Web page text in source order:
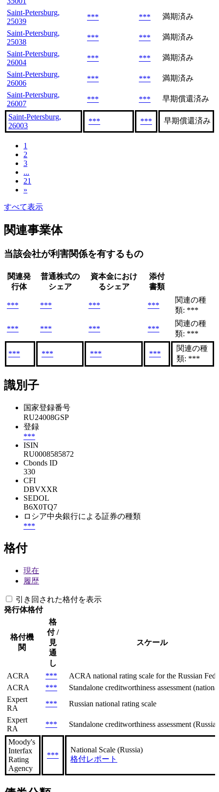
Saint-Petersburg,
25039
*** ***
満期済み
Saint-Petersburg,
25038
*** ***
満期済み
Saint-Petersburg,
26004
*** ***
満期済み
Saint-Petersburg,
26006
*** ***
満期済み
Saint-Petersburg,
26007
*** *** 早期償還済み
Saint-Petersburg,
26003
*** *** 早期償還済み
1
2
3
...
21
»
すべて表示
関連事業体
当該会社が利害関係を有するもの
関連発
行体
普通株式の
シェア
資本金におけ
るシェア
添付
書類
*** *** *** ***
関連の種
類: ***
*** *** *** ***
関連の種
類: ***
*** *** *** ***
関連の種
類: ***
識別子
国家登録番号
RU24008GSP
登録
***
ISIN
RU0008585872
Cbonds ID
330
CFI
DBVXXR
SEDOL
B6X0TQ7
ロシア中央銀行による証券の種類
***
格付
現在
履歴
引き回された格付を表示
発行体格付
格付機
関
格
付 /
見
通
し
スケール
ACRA ***
ACRA national rating scale for the Russian
ACRA
***
Standalone creditworthiness assessment
Expert
RA
***
Russian national rating scale
Expert
RA
*** Standalone creditworthiness assessment
Moody's
Interfax
Rating
Agency
***
National Scale (Russia)
格付レポート